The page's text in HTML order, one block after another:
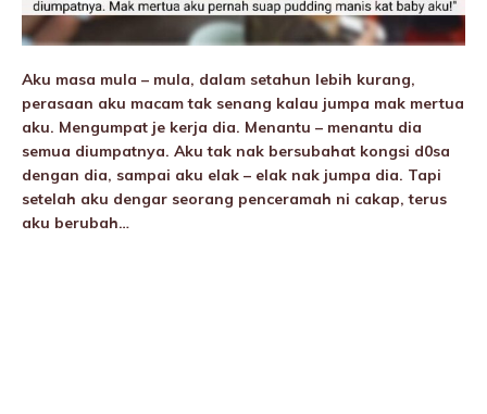
Aku masa mula – mula, dalam setahun lebih kurang,
perasaan aku macam tak senang kalau jumpa mak mertua
aku. Mengumpat je kerja dia. Menantu – menantu dia
semua diumpatnya. Aku tak nak bersubahat kongsi d0sa
dengan dia, sampai aku elak – elak nak jumpa dia. Tapi
setelah aku dengar seorang penceramah ni cakap, terus
aku berubah…